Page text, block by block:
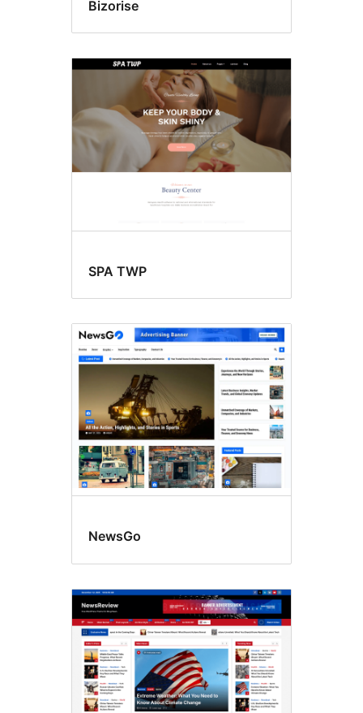
Bizorise
SPA TWP
NewsGo